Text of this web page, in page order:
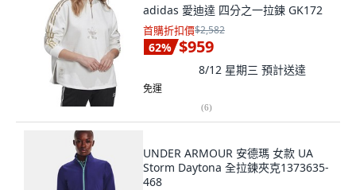
adidas 愛迪達 四分之一拉鍊 GK172
首購折扣價$2,582
62% $959
8/12 星期三 預計送達
免運
(6)
UNDER ARMOUR 安德瑪 女款 UA
Storm Daytona 全拉鍊夾克1373635-
468